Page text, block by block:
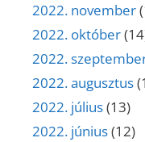
2022. november
2022. október
2022.
2022. augusztus
2022. július(13)
2022. június(12)